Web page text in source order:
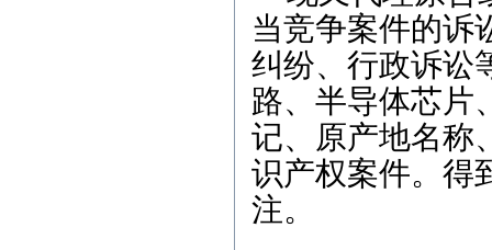
当竞争案件的诉
纠纷、行政诉讼
路、半导体芯片
记、原产地名称
识产权案件。得
注。